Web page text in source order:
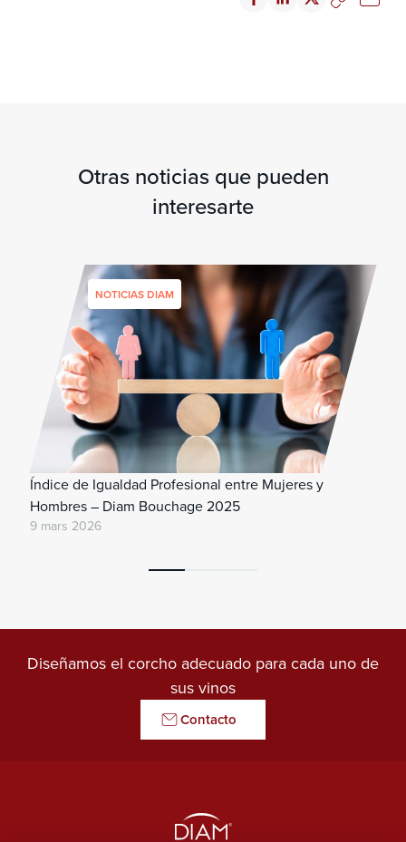
Otras noticias que pueden
interesarte
NOTICIAS DIAM
Índice de Igualdad Profesional entre Mujeres y
Hombres – Diam Bouchage 2025
9 mars 2026
Diseñamos el corcho adecuado para cada uno de
sus vinos
Contacto